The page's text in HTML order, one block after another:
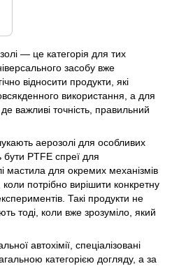
— це категорія для тих
засобу вже
відносити продукти, які
використання, а для
важливі точність, правильний
аерозолі для особливих
PTFE спреї для
мастила для окремих механізмів
потрібно вирішити конкретну
Такі продукти не
тоді, коли вже зрозуміло, який
автохімії, спеціалізовані
категорією догляду, а за